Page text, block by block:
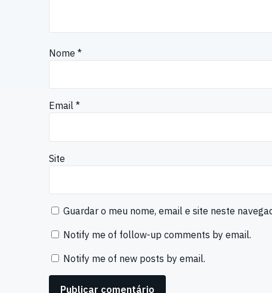
Nome *
Email *
Site
Guardar o meu nome, email e site neste
Notify me of follow-up comments by email.
Notify me of new posts by email.